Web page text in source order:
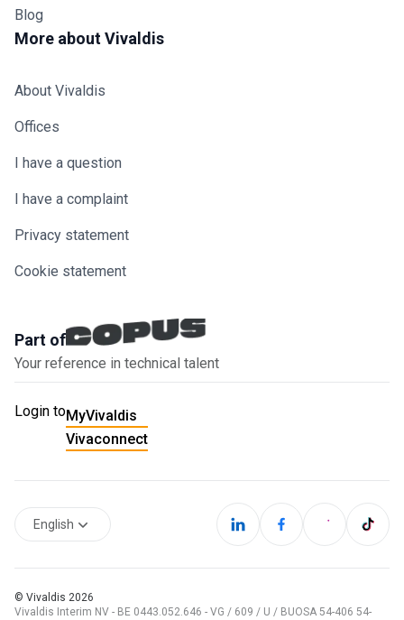
Blog
More about Vivaldis
About Vivaldis
Offices
I have a question
I have a complaint
Privacy statement
Cookie statement
Part of
Your reference in technical talent
Login toMyVivaldis
Vivaconnect
English
© Vivaldis 2026
Vivaldis Interim NV - BE 0443.052.646 - VG / 609 / U / BUOSA 54-406 54-